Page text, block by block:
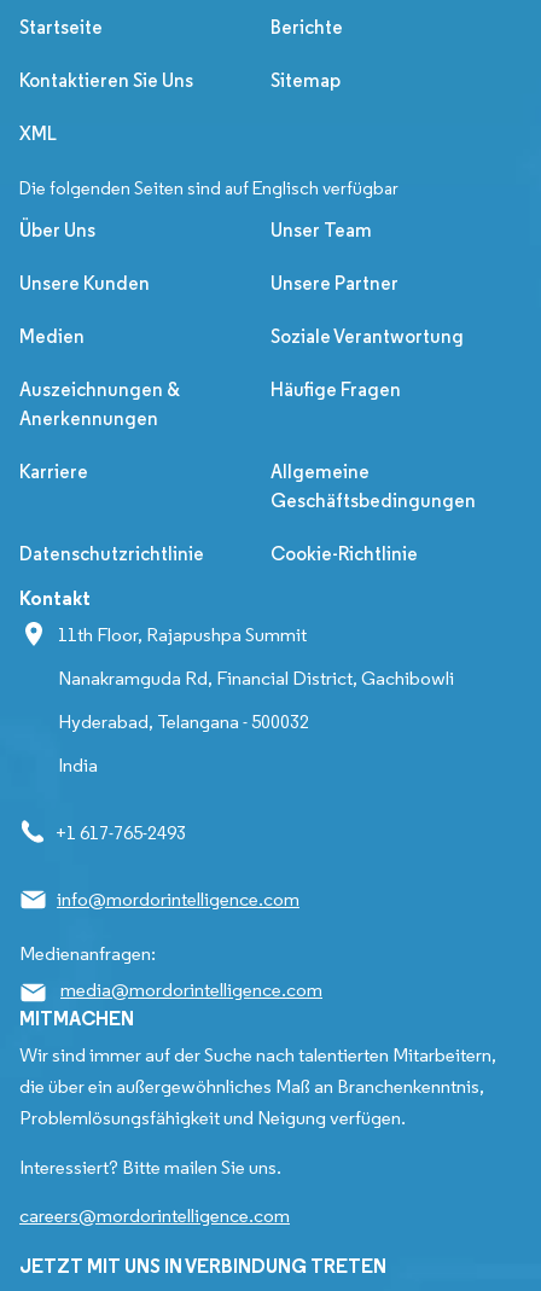
Startseite Berichte
Kontaktieren Sie Uns Sitemap
XML
Die folgenden Seiten sind auf Englisch verfügbar
Über Uns Unser Team
Unsere Kunden Unsere Partner
Medien Soziale Verantwortung
Auszeichnungen &
Anerkennungen
Häufige Fragen
Karriere
Allgemeine
Geschäftsbedingungen
Datenschutzrichtlinie Cookie-Richtlinie
Kontakt
11th Floor, Rajapushpa Summit
Nanakramguda Rd, Financial District, Gachibowli
Hyderabad, Telangana - 500032
India
+1 617-765-2493
info@mordorintelligence.com
Medienanfragen:
media@mordorintelligence.com
MITMACHEN
Wir sind immer auf der Suche nach talentierten Mitarbeitern,
die über ein außergewöhnliches Maß an Branchenkenntnis,
Problemlösungsfähigkeit und Neigung verfügen.
Interessiert? Bitte mailen Sie uns.
careers@mordorintelligence.com
JETZT MIT UNS IN VERBINDUNG TRETEN